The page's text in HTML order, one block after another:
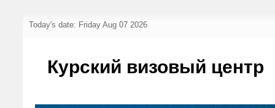
Today's date: Friday Aug 07 2026
Курский визовый центр